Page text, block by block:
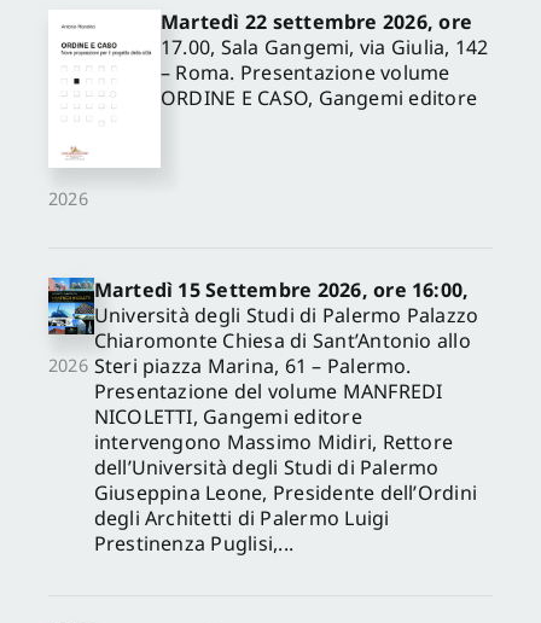
2026
Martedì 22 settembre 2026, ore
17.00, Sala Gangemi, via Giulia, 142
– Roma. Presentazione volume
ORDINE E CASO, Gangemi editore
2026
Martedì 15 Settembre 2026, ore 16:00,
Università degli Studi di Palermo Palazzo
Chiaromonte Chiesa di Sant’Antonio allo
Steri piazza Marina, 61 – Palermo.
Presentazione del volume MANFREDI
NICOLETTI, Gangemi editore
intervengono Massimo Midiri, Rettore
dell’Università degli Studi di Palermo
Giuseppina Leone, Presidente dell’Ordini
degli Architetti di Palermo Luigi
Prestinenza Puglisi,...